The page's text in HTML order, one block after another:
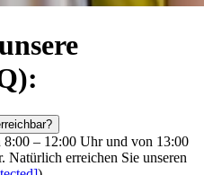
– 12:00 Uhr und von 13:00
Natürlich erreichen Sie unseren